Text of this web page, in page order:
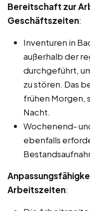
Bereitschaft zur
Geschäftszeiten:
Inventuren in
außerhalb der
durchgeführt,
zu stören. Das
frühen Morgen,
Nacht.
Wochenend-
ebenfalls
Arbeitszeiten: